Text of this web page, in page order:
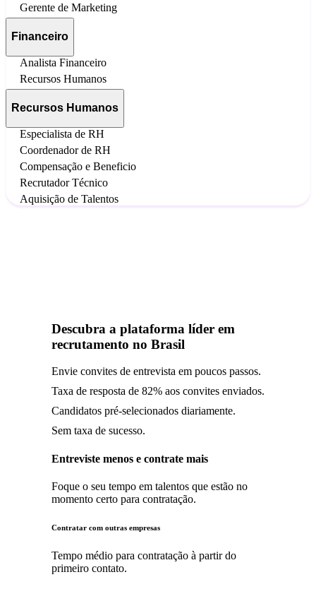
Gerente de Marketing
Financeiro
Analista Financeiro
Recursos Humanos
Recursos Humanos
Especialista de RH
Coordenador de RH
Compensação e Beneficio
Recrutador Técnico
Aquisição de Talentos
Descubra a plataforma líder em
recrutamento no Brasil
Envie convites de entrevista em poucos passos.
Taxa de resposta de 82% aos convites enviados.
Candidatos pré-selecionados diariamente.
Sem taxa de sucesso.
Entreviste menos e contrate mais
Foque o seu tempo em talentos que estão no
momento certo para contratação.
Contratar com outras empresas
Tempo médio para contratação à partir do
primeiro contato.